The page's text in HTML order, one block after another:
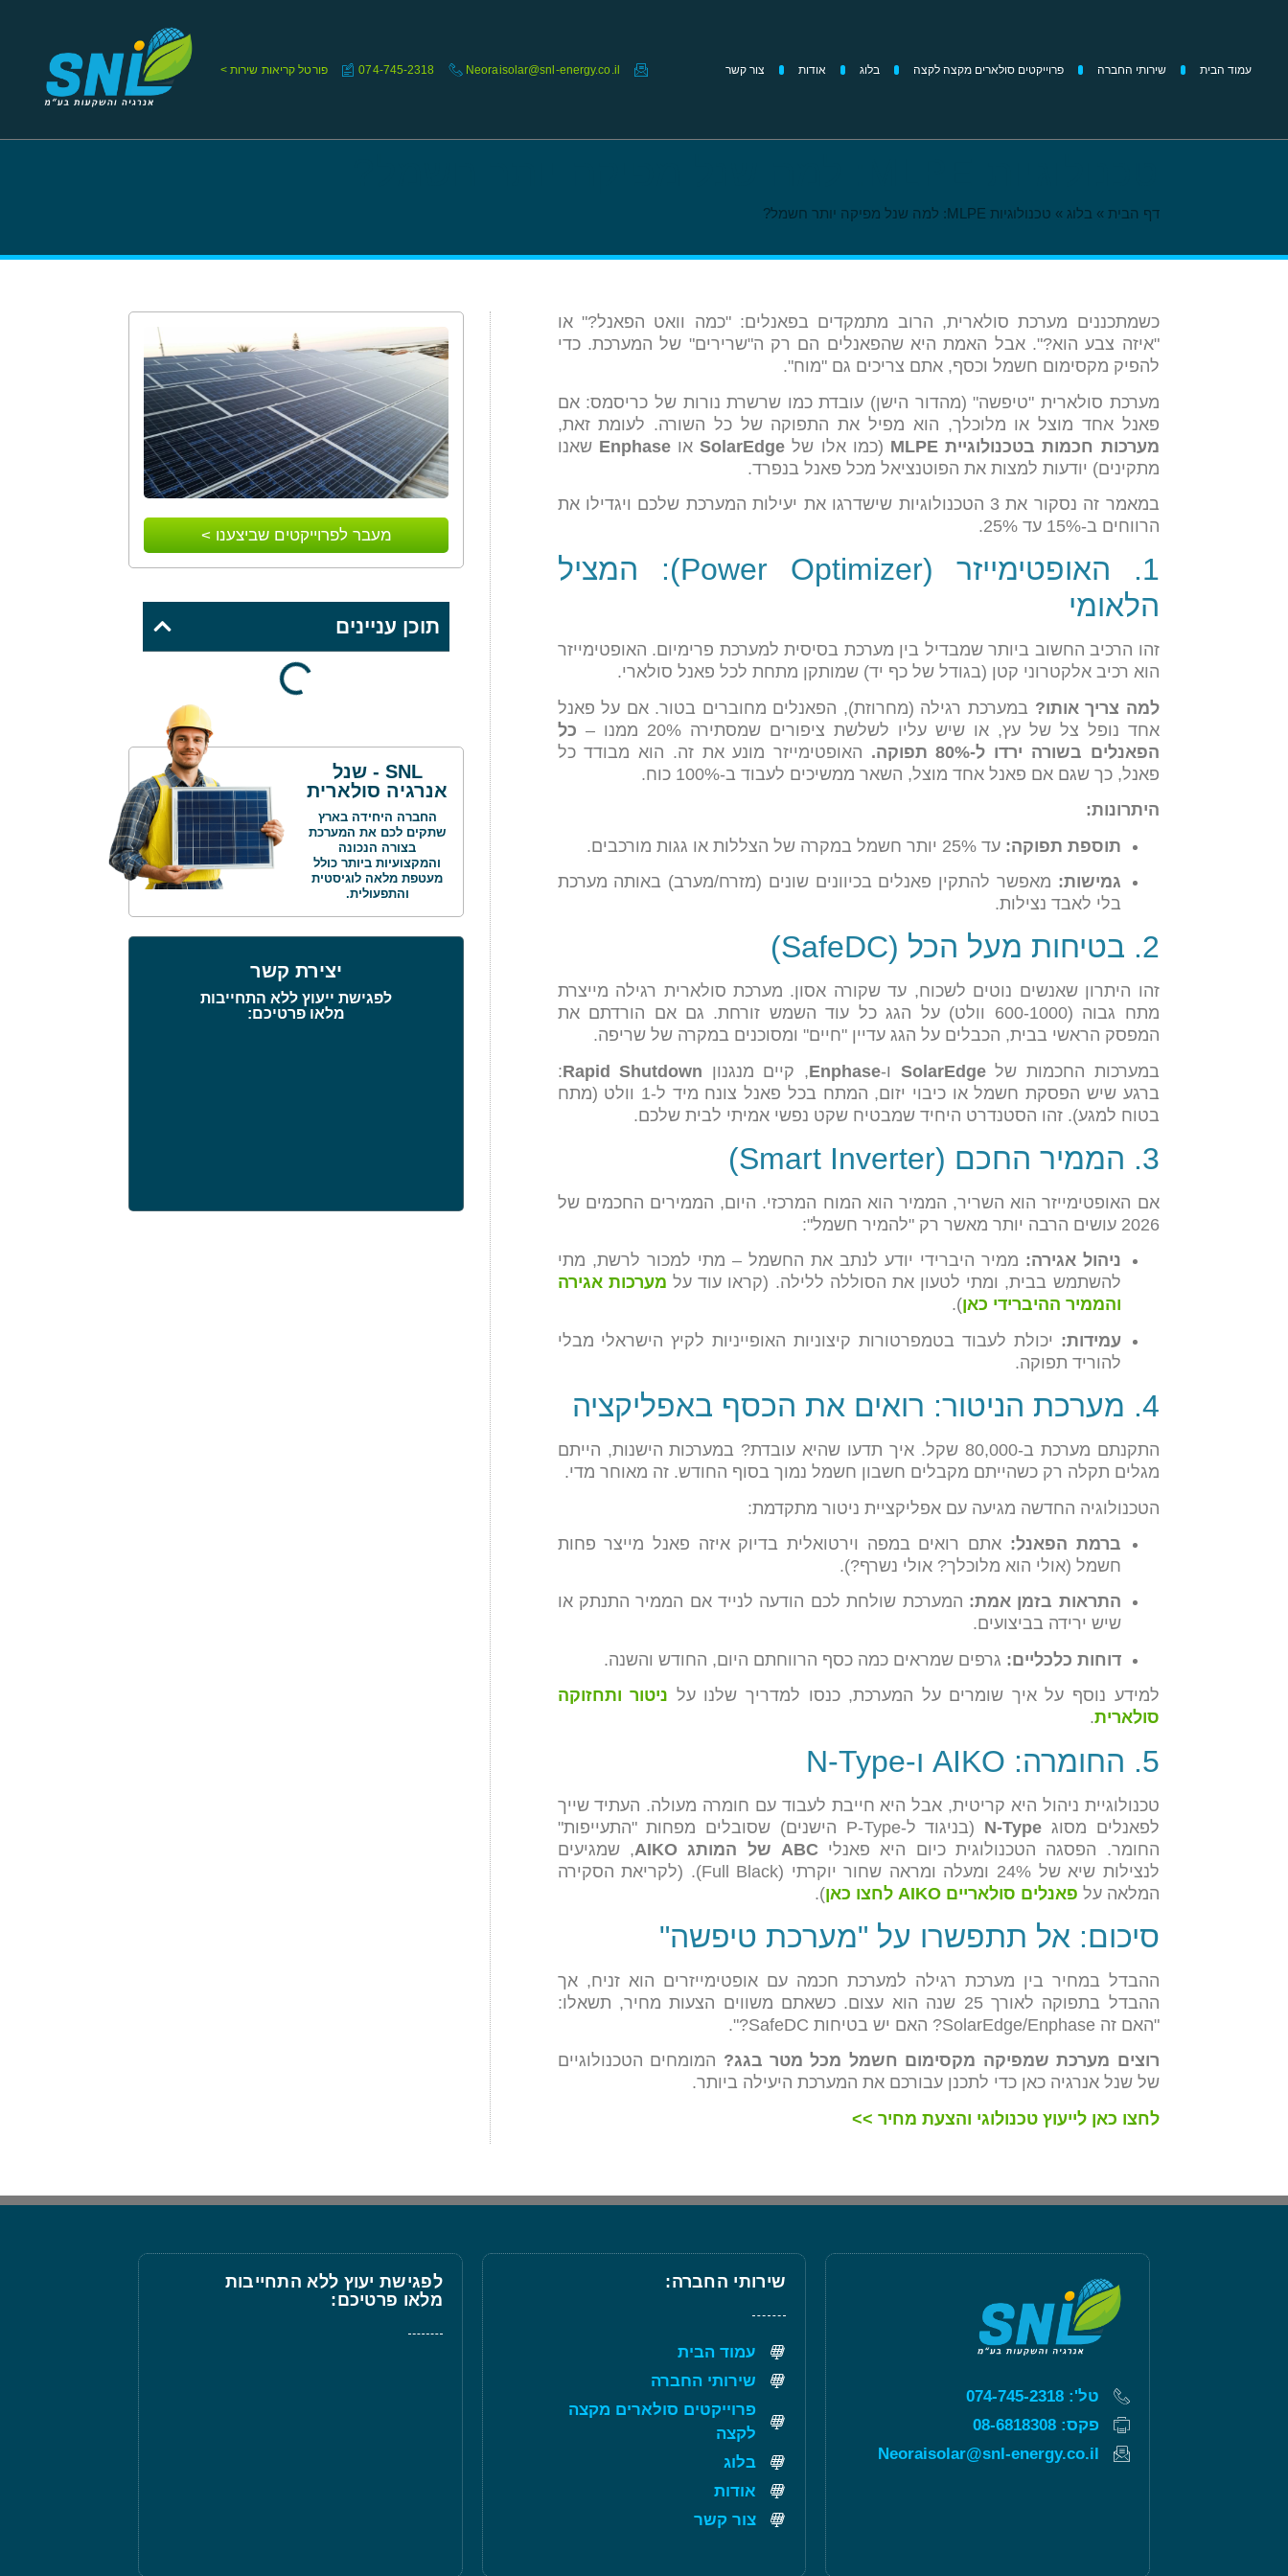
עמוד הבית שירותי החברה פרוייקטים סולארים מקצה לקצה בלוג אודות צור קשר Neoraisolar@snl-energy.co.il
074-745-2318 פורטל קריאות שירות >
דף הבית » בלוג » טכנולוגיות MLPE: למה שנל מפיקה יותר חשמל?
כשמתכננים מערכת סולארית, הרוב מתמקדים בפאנלים: "כמה וואט הפאנל?" או
"איזה צבע הוא?". אבל האמת היא שהפאנלים הם רק ה"שרירים" של המערכת. כדי
להפיק מקסימום חשמל וכסף, אתם צריכים גם "מוח".
מערכת סולארית "טיפשה" (מהדור הישן) עובדת כמו שרשרת נורות של כריסמס: אם
פאנל אחד מוצל או מלוכלך, הוא מפיל את התפוקה של כל השורה. לעומת זאת,
מערכות חכמות בטכנולוגיית MLPE
(כמו אלו של SolarEdgeאוEnphase שאנו
מתקינים) יודעות למצות את הפוטנציאל מכל פאנל בנפרד.
במאמר זה נסקור את 3 הטכנולוגיות שישדרגו את יעילות המערכת שלכם ויגדילו את
הרווחים ב-15% עד 25%.
1. האופטימייזר (Power Optimizer): המציל
הלאומי
זהו הרכיב החשוב ביותר שמבדיל בין מערכת בסיסית למערכת פרימיום. האופטימייזר
הוא רכיב אלקטרוני קטן (בגודל של כף יד) שמותקן מתחת לכל פאנל סולארי.
למה צריך אותו? במערכת רגילה (מחרוזת), הפאנלים מחוברים בטור. אם על פאנל
אחד נופל צל של עץ, או שיש עליו לשלשת ציפורים שמסתירה 20% ממנו –
כל
הפאנלים בשורה ירדו ל-80% תפוקה.
האופטימייזר מונע את זה. הוא מבודד כל
פאנל, כך שגם אם פאנל אחד מוצל, השאר ממשיכים לעבוד ב-100% כוח.
היתרונות:
תוספת תפוקה: עד 25% יותר חשמל במקרה של הצללות או גגות מורכבים.
גמישות: מאפשר להתקין פאנלים בכיוונים שונים (מזרח/מערב) באותה מערכת
בלי לאבד נצילות.
2. בטיחות מעל הכל (SafeDC)
זהו היתרון שאנשים נוטים לשכוח, עד שקורה אסון. מערכת סולארית רגילה מייצרת
מתח גבוה (600-1000 וולט) על הגג כל עוד השמש זורחת. גם אם הורדתם את
המפסק הראשי בבית, הכבלים על הגג עדיין "חיים" ומסוכנים במקרה של שריפה.
במערכות החכמות שלSolarEdge ו-Enphase, קיים מנגנון Rapid Shutdown
:
ברגע שיש הפסקת חשמל או כיבוי יזום, המתח בכל פאנל צונח מיד ל-1 וולט (מתח
בטוח למגע). זהו הסטנדרט היחיד שמבטיח שקט נפשי אמיתי לבית שלכם.
3. הממיר החכם (Smart Inverter)
אם האופטימייזר הוא השריר, הממיר הוא המוח המרכזי. היום, הממירים החכמים של
2026 עושים הרבה יותר מאשר רק "להמיר חשמל":
ניהול אגירה: ממיר היברידי יודע לנתב את החשמל – מתי למכור לרשת, מתי
להשתמש בבית, ומתי לטעון את הסוללה ללילה. (קראו עוד על מערכות אגירה
והממיר ההיברידי כאן).
עמידות: יכולת לעבוד בטמפרטורות קיצוניות האופייניות לקיץ הישראלי מבלי
להוריד תפוקה.
4. מערכת הניטור: רואים את הכסף באפליקציה
התקנתם מערכת ב-80,000 שקל. איך תדעו שהיא עובדת? במערכות הישנות, הייתם
מגלים תקלה רק כשהייתם מקבלים חשבון חשמל נמוך בסוף החודש. זה מאוחר מדי.
הטכנולוגיה החדשה מגיעה עם אפליקציית ניטור מתקדמת:
ברמת הפאנל: אתם רואים במפה וירטואלית בדיוק איזה פאנל מייצר פחות
חשמל (אולי הוא מלוכלך? אולי נשרף?).
התראות בזמן אמת: המערכת שולחת לכם הודעה לנייד אם הממיר התנתק או
שיש ירידה בביצועים.
דוחות כלכליים: גרפים שמראים כמה כסף הרווחתם היום, החודש והשנה.
למידע נוסף על איך שומרים על המערכת, כנסו למדריך שלנו על ניטור ותחזוקה
סולארית.
5. החומרה: AIKO ו-N-Type
טכנולוגיית ניהול היא קריטית, אבל היא חייבת לעבוד עם חומרה מעולה. העתיד שייך
לפאנלים מסוג N-Type
(בניגוד ל-P-Type הישנים) שסובלים מפחות "התעייפות"
החומר. הפסגה הטכנולוגית כיום היא פאנלי ABC של המותג AIKO
, שמגיעים
לנצילות שיא של 24% ומעלה ומראה שחור יוקרתי (Full Black). (לקריאת הסקירה
המלאה על פאנלים סולאריים AIKO לחצו כאן ).
סיכום: אל תתפשרו על "מערכת טיפשה"
ההבדל במחיר בין מערכת רגילה למערכת חכמה עם אופטימייזרים הוא זניח, אך
ההבדל בתפוקה לאורך 25 שנה הוא עצום. כשאתם משווים הצעות מחיר, תשאלו:
"האם זה SolarEdge/Enphase? האם יש בטיחות SafeDC?".
רוצים מערכת שמפיקה מקסימום חשמל מכל מטר בגג? המומחים הטכנולוגיים
של שנל אנרגיה כאן כדי לתכנן עבורכם את המערכת היעילה ביותר.
לחצו כאן לייעוץ טכנולוגי והצעת מחיר >>
מעבר לפרוייקטים שביצענו >
תוכן עניינים
SNL - שנל
אנרגיה סולארית
החברה היחידה בארץ
שתקים לכם את המערכת
בצורה הנכונה
והמקצועיות ביותר כולל
מעטפת מלאה לוגיסטית
והתפעולית.
יצירת קשר
לפגישת ייעוץ ללא התחייבות
מלאו פרטיכם:
טל': 074-745-2318
פקס: 08-6818308
Neoraisolar@snl-energy.co.il
שירותי החברה:
עמוד הבית
שירותי החברה
פרוייקטים סולארים מקצה
לקצה
בלוג
אודות
צור קשר
לפגישת יעוץ ללא התחייבות
מלאו פרטיכם: